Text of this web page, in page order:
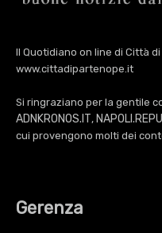
Il Quotidiano on line di Città
www.cittadipartenope.it
Si ringraziano per la gentile
ADNKRONOS.IT,
cui provengono molti dei
Gerenza